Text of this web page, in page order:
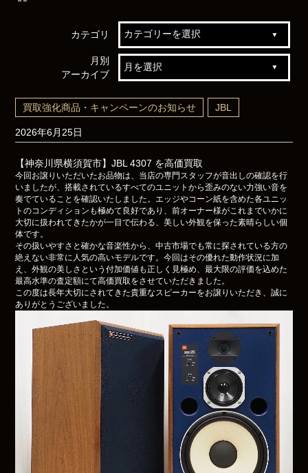
カテゴリ
月別
アーカイブ
買取強化商品・キャンペーンのお知らせ JBL
2026年6月25日
【神奈川県横須賀市】JBL 4307 を高価買取
今回お譲りいただいたお品物は、当店の専門スタッフが音出しの確認を行
いましたが、搭載されているすべてのユニットから歪みのない力強い音を
奏でていることを確認いたしました。エッジやコーン紙を含めた各ユニッ
トのコンディションも極めて良好であり、前オーナー様がこれまでいかに
大切に扱われてきたかが一目で伝わる、美しい外観を保った素晴らしい個
体です。
その扱いやすさと確かな音楽性から、中古市場でも常に探されている方の
絶えない非常に人気の高いモデルです。今回はその優れた動作状況に加
え、外観の美しさという付加価値も正しく見極め、最大限の評価を込めた
最高水準の査定額にて高価買取をさせていただきました。
この度は長年大切にされてきた貴重なスピーカーをお譲りいただき、誠に
ありがとうございました。